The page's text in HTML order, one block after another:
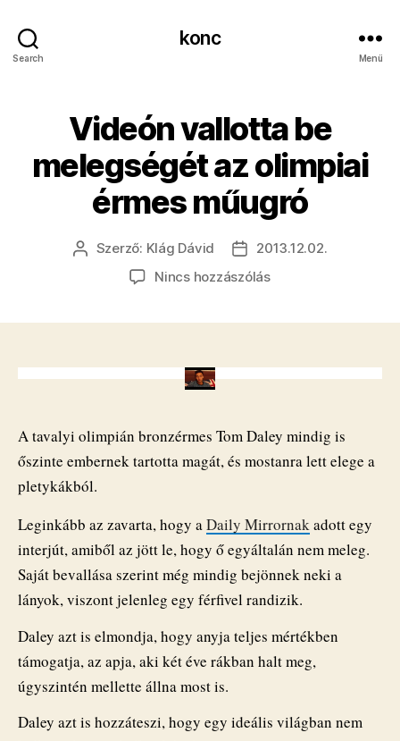
Search
konc
Menü
Videón vallotta be
melegségét az olimpiai
érmes műugró
Bejegyzés
szerzője
Szerző: Klág Dávid
Bejegyzés
dátuma
2013.12.02.
Nincs hozzászólása(z)
műugró
bejegyzéshez
A tavalyi olimpián bronzérmes Tom Daley mindig is
őszinte embernek tartotta magát, és mostanra lett elege a
pletykákból.
Leginkább az zavarta, hogy aDaily Mirrornakadott egy
interjút, amiből az jött le, hogy ő egyáltalán nem meleg.
Saját bevallása szerint még mindig bejönnek neki a
lányok, viszont jelenleg egy férfivel randizik.
Daley azt is elmondja, hogy anyja teljes mértékben
támogatja, az apja, aki két éve rákban halt meg,
úgyszintén mellette állna most is.
Daley azt is hozzáteszi, hogy egy ideális világban nem